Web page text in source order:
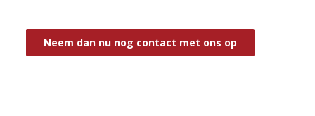
Neem dan nu nog contact met ons op